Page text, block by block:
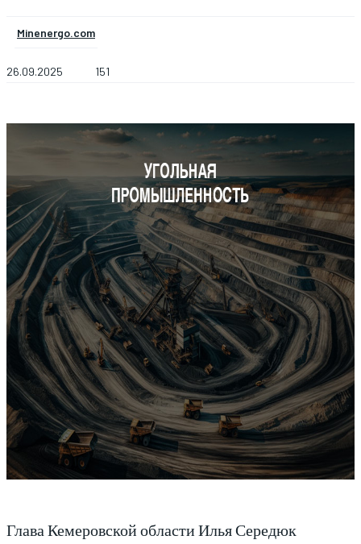
Minenergo.com
26.09.2025 151
Глава Кемеровской области Илья Середюк